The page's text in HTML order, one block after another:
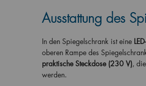
Ausstattung des
In den Spiegelschrank ist eine
oberen Rampe des
praktische Steckdose (230 V),
werden.